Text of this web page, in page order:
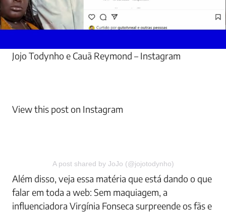
Jojo Todynho e Cauã Reymond – Instagram
View this post on Instagram
A post shared by JoJo (@jojotodynho)
Além disso, veja essa matéria que está dando o que
falar em toda a web: Sem maquiagem, a
influenciadora Virgínia Fonseca surpreende os fãs e